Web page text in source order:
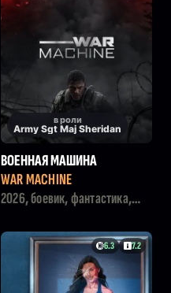
в роли
Army Sgt Maj Sheridan
ВОЕННАЯ МАШИНА
WAR MACHINE
2026, боевик, фантастика,
6.3 7.2